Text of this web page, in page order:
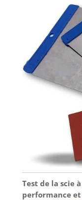
:
Test de la scie
performance